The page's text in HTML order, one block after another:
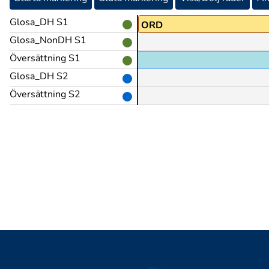
Glosa_DH S1
Glosa_NonDH S1
Översättning S1
Glosa_DH S2
Översättning S2
ORD